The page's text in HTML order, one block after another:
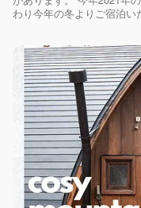
わり今年の冬よりご宿泊